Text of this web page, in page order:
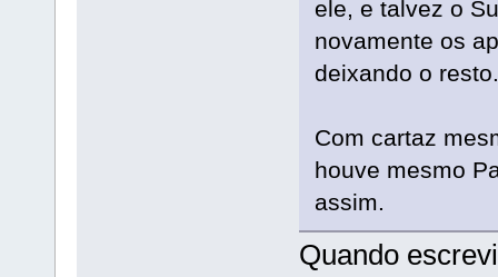
ele, e talvez o
novamente os
deixando o resto.
Com cartaz
houve mesmo
assim.
Quando